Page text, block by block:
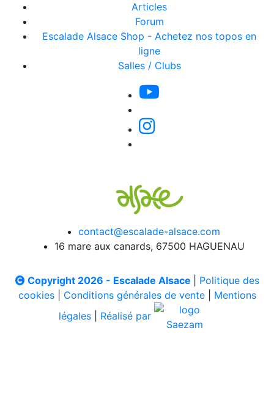
Articles
Forum
Escalade Alsace Shop - Achetez nos topos en
ligne
Salles / Clubs
contact@escalade-alsace.com
16 mare aux canards, 67500 HAGUENAU
Copyright 2026 - Escalade Alsace
Politique des
cookies| Conditions générales de vente| Mentions
légales
Réalisé par